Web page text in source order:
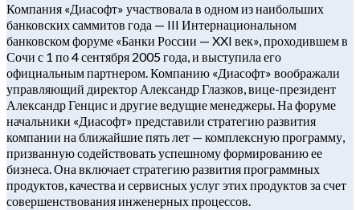
Компания «Диасофт» участвовала в одном из наибольших
банковских саммитов года — III Интернациональном
банковском форуме «Банки России — XXI век», проходившем в
Сочи с 1 по 4 сентября 2005 года, и выступила его
официальным партнером. Компанию «Диасофт» воображали
управляющий директор Александр Глазков, вице-президент
Александр Генцис и другие ведущие менеджеры. На форуме
начальники «Диасофт» представили стратегию развития
компании на ближайшие пять лет — комплексную программу,
призванную содействовать успешному формированию ее
бизнеса. Она включает стратегию развития программных
продуктов, качества и сервисных услуг этих продуктов за счет
совершенствования инженерных процессов.